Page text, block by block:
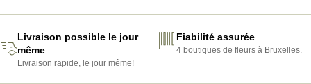
Livraison possible le jour
même
Livraison rapide, le jour même!
Fiabilité assurée
4 boutiques de fleurs à Bruxelles.